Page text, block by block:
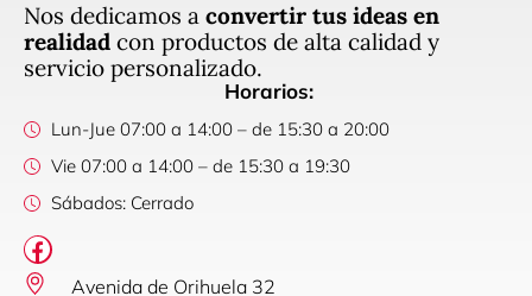
Nos dedicamos a convertir tus ideas en
realidad con productos de alta calidad y
servicio personalizado.
Horarios:
Lun-Jue 07:00 a 14:00 – de 15:30 a 20:00
Vie 07:00 a 14:00 – de 15:30 a 19:30
Sábados: Cerrado
Avenida de Orihuela 32